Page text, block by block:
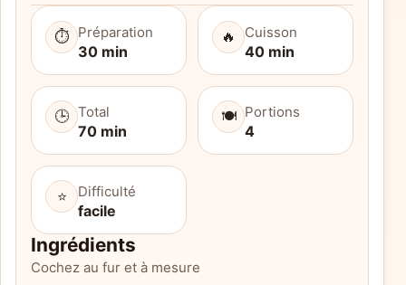
⏱️ Préparation
30 min
🔥 Cuisson
40 min
🕒 Total
70 min
🍽️ Portions
4
⭐ Difficulté
facile
Ingrédients
Cochez au fur et à mesure